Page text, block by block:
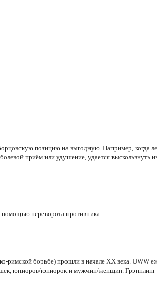
позицию на выгодную. Например, когда
приём или удушение, удается выскользнуть
переворота противника.
борьбе) прошли в начале XX века. UWW
юниоров/юниорок и мужчин/женщин. Грэпплинг